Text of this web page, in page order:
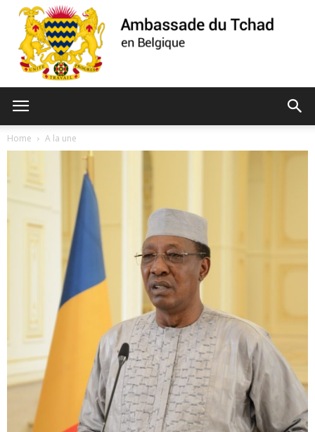
Tchad
de
Belgique
Home A la une